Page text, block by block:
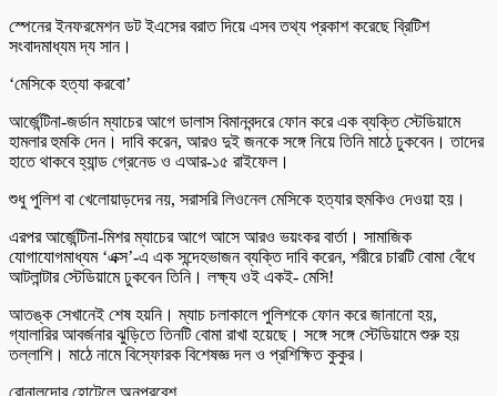
স্পেনের ইনফরমেশন ডট ইএসের বরাত দিয়ে এসব তথ্য প্রকাশ করেছে ব্রিটিশ
সংবাদমাধ্যম দ্য সান।
‘মেসিকে হত্যা করবো’
আর্জেন্টিনা-জর্ডান ম্যাচের আগে ডালাস বিমানবন্দরে ফোন করে এক ব্যক্তি স্টেডিয়ামে
হামলার হুমকি দেন। দাবি করেন, আরও দুই জনকে সঙ্গে নিয়ে তিনি মাঠে ঢুকবেন। তাদের
হাতে থাকবে হ্যান্ড গ্রেনেড ও এআর-১৫ রাইফেল।
শুধু পুলিশ বা খেলোয়াড়দের নয়, সরাসরি লিওনেল মেসিকে হত্যার হুমকিও দেওয়া হয়।
এরপর আর্জেন্টিনা-মিশর ম্যাচের আগে আসে আরও ভয়ংকর বার্তা। সামাজিক
যোগাযোগমাধ্যম ‘এক্স’-এ এক সন্দেহভাজন ব্যক্তি দাবি করেন, শরীরে চারটি বোমা বেঁধে
আটলান্টার স্টেডিয়ামে ঢুকবেন তিনি। লক্ষ্য ওই একই- মেসি!
আতঙ্ক সেখানেই শেষ হয়নি। ম্যাচ চলাকালে পুলিশকে ফোন করে জানানো হয়,
গ্যালারির আবর্জনার ঝুড়িতে তিনটি বোমা রাখা হয়েছে। সঙ্গে সঙ্গে স্টেডিয়ামে শুরু হয়
তল্লাশি। মাঠে নামে বিস্ফোরক বিশেষজ্ঞ দল ও প্রশিক্ষিত কুকুর।
রোনালদোর হোটেলে অনুপ্রবেশ